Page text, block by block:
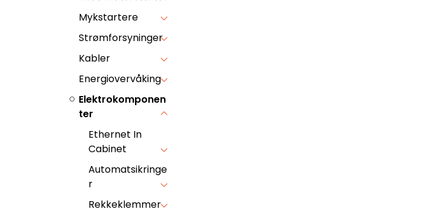
Mykstartere
Strømforsyninger
Kabler
Energiovervåking
Elektrokomponen
ter
Ethernet In
Cabinet
Automatsikringe
r
Rekkeklemmer